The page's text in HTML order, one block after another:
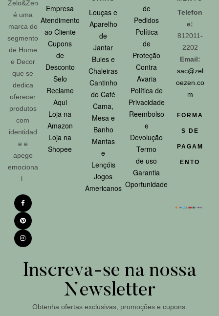
Zelo&Zen
é uma
marca do
segmento
de Home
e Decor
que se
dedica
oferecer
produtos
com
identidad
e e
apego
emociona
l.
Empresa
Atendimento
ao Cliente
Cupons
de
Desconto
Selo
Reclame
Aqui
Loja na
Amazon
Loja na
Shopee
Louças e
Aparelho
de
Jantar
Bules e
Chaleiras
Cantinho
do Café
Cama,
Mesa e
Banho
Mantas
e
Lençóis
Jogos
Americanos
de
Pedidos
Política
de
Proteção
Contra
Avaria
Política de
Privacidade
Reembolso
e
Devolução
Termo
de uso
Garantia
Oportunidade
Telefon
e:
812011-
2202
Email:
sac@zel
oezen.co
m
FORMA
S DE
PAGAM
ENTO
Inscreva-se na nossa
Newsletter
Obtenha ofertas exclusivas, promoções e cupons.